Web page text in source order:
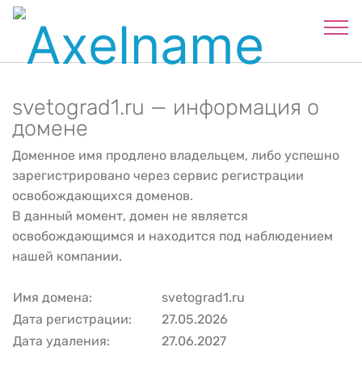
svetograd1.ru — информация о
домене
Доменное имя продлено владельцем, либо успешно
зарегистрировано через сервис регистрации
освобождающихся доменов.
В данный момент, домен не является
освобождающимся и находится под наблюдением
нашей компании.
Имя домена:
svetograd1.ru
Дата регистрации:
27.05.2026
Дата удаления:
27.06.2027